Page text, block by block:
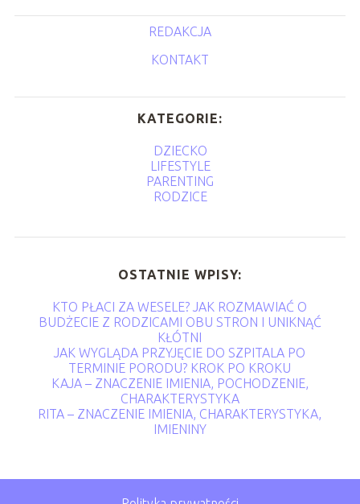
REDAKCJA
KONTAKT
KATEGORIE:
DZIECKO
LIFESTYLE
PARENTING
RODZICE
OSTATNIE WPISY:
KTO PŁACI ZA WESELE? JAK ROZMAWIAĆ O
BUDŻECIE Z RODZICAMI OBU STRON I UNIKNĄĆ
KŁÓTNI
JAK WYGLĄDA PRZYJĘCIE DO SZPITALA PO
TERMINIE PORODU? KROK PO KROKU
KAJA – ZNACZENIE IMIENIA, POCHODZENIE,
CHARAKTERYSTYKA
RITA – ZNACZENIE IMIENIA, CHARAKTERYSTYKA,
IMIENINY